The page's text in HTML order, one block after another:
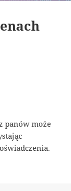
panów może